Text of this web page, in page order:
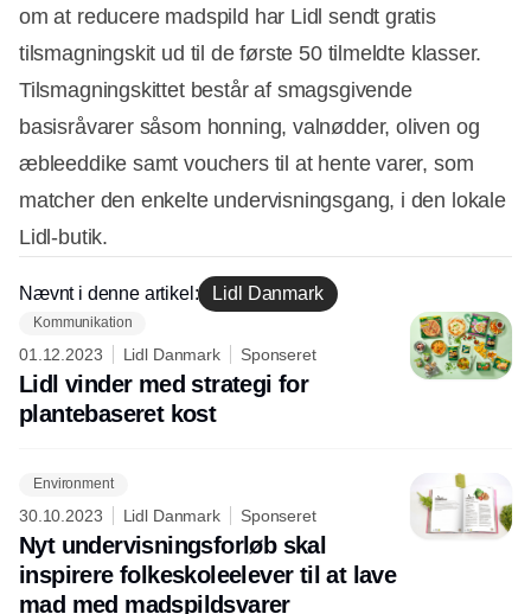
om at reducere madspild har Lidl sendt gratis
tilsmagningskit ud til de første 50 tilmeldte klasser.
Tilsmagningskittet består af smagsgivende
basisråvarer såsom honning, valnødder, oliven og
æbleeddike samt vouchers til at hente varer, som
matcher den enkelte undervisningsgang, i den lokale
Lidl-butik.
Nævnt i denne artikel: Lidl Danmark
Kommunikation
01.12.2023 Lidl Danmark Sponseret
Lidl vinder med strategi for
plantebaseret kost
Environment
30.10.2023 Lidl Danmark Sponseret
Nyt undervisningsforløb skal
inspirere folkeskoleelever til at lave
mad med madspildsvarer